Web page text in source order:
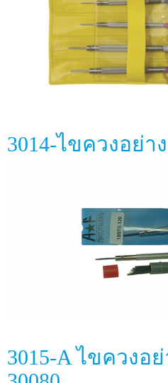
3014-ไขควงอย่า
3015-A ไขควงอ